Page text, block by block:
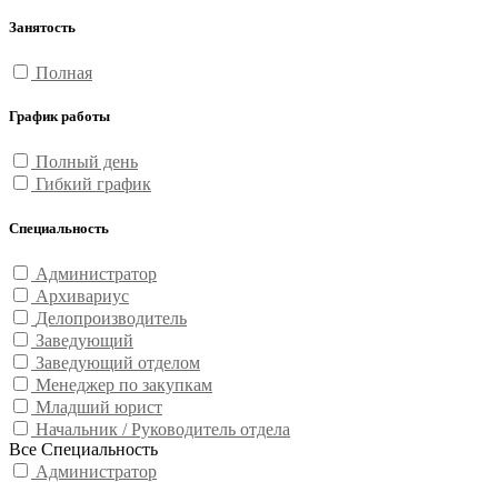
Занятость
Полная
График работы
Полный день
Гибкий график
Специальность
Администратор
Архивариус
Делопроизводитель
Заведующий
Заведующий отделом
Менеджер по закупкам
Младший юрист
Начальник / Руководитель отдела
Все Специальность
Администратор